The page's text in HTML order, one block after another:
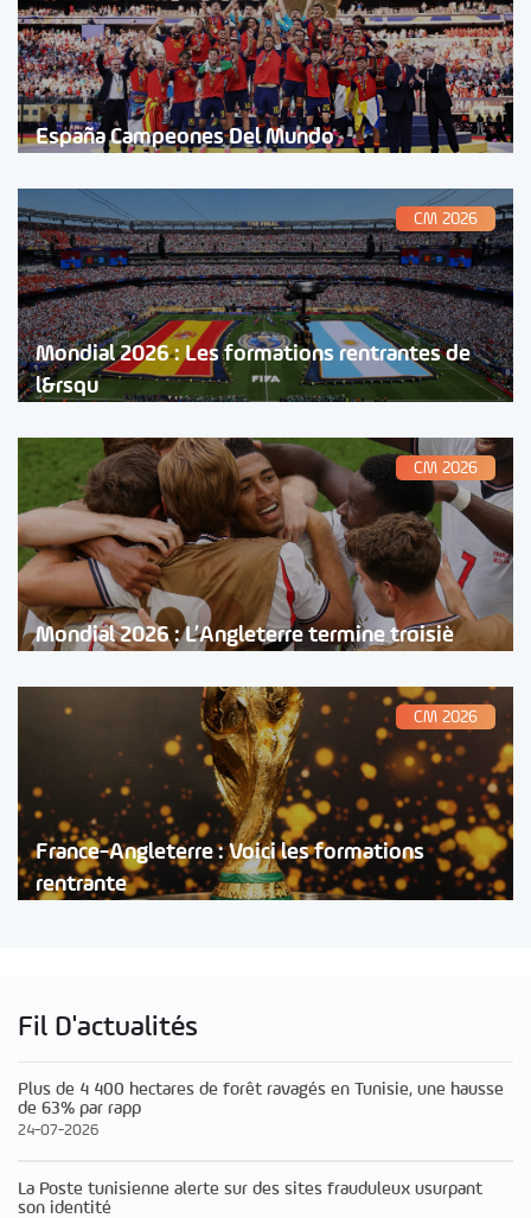
España Campeones Del Mundo
CM 2026
Mondial 2026 : Les formations rentrantes de
l&rsqu
CM 2026
Mondial 2026 : L’Angleterre termine troisiè
CM 2026
France-Angleterre : Voici les formations
rentrante
Fil D'actualités
Plus de 4 400 hectares de forêt ravagés en Tunisie, une hausse
de 63% par rapp
24-07-2026
La Poste tunisienne alerte sur des sites frauduleux usurpant
son identité